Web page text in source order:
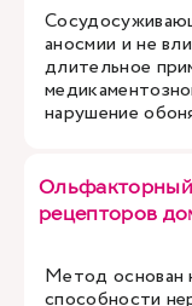
аносмии и не
длительное
нарушение
Ольфакторный
рецепторов
Метод основан
способности